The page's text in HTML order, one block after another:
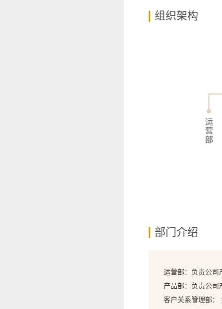
组织架构
部门介绍
运营部： 负责公司
产品部： 负责公司
客户关系管理部：